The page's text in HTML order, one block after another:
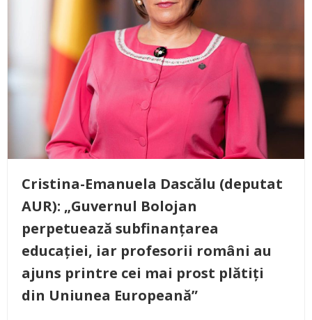
Cristina-Emanuela Dascălu (deputat
AUR): „Guvernul Bolojan
perpetuează subfinanțarea
educației, iar profesorii români au
ajuns printre cei mai prost plătiți
din Uniunea Europeană”